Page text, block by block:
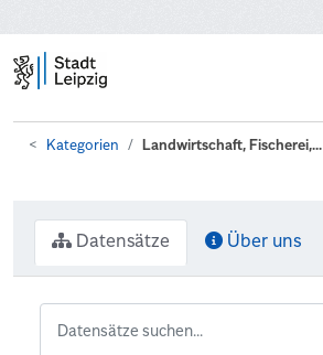
Kategorien Landwirtschaft, Fischerei,...
Datensätze Über uns